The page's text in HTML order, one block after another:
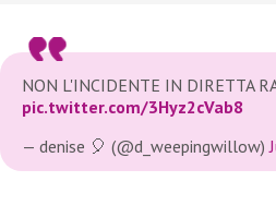
NON L'INCIDENTE IN DIRETTA
pic.twitter.com/3Hyz2cVab8
— denise 🎈 (@d_weepingwillow)